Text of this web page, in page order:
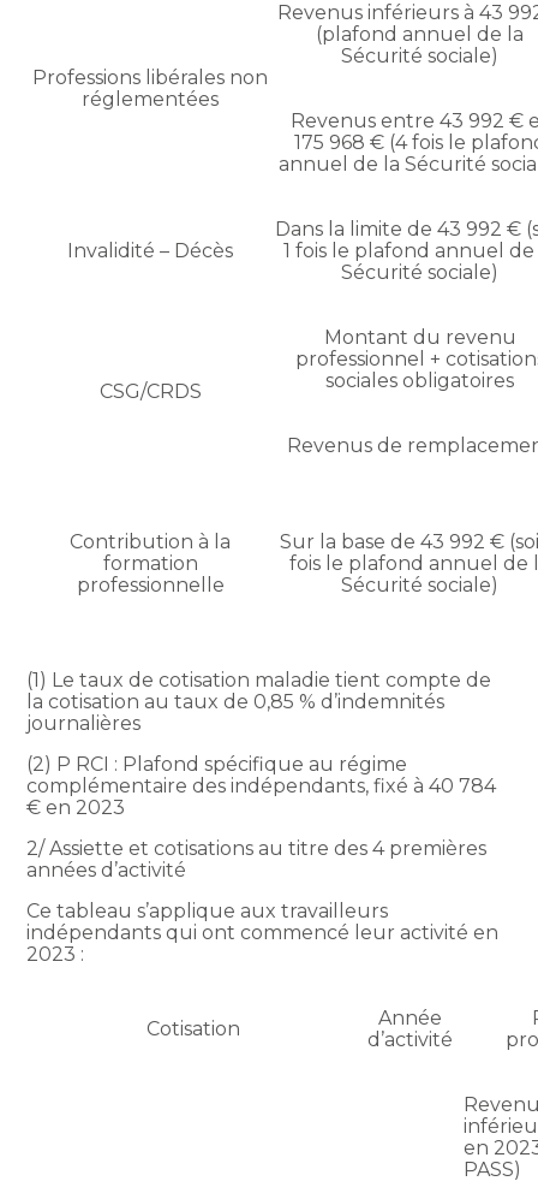
Professions libérales non
réglementées
Revenus inférieurs à 43
(plafond annuel de la
Sécurité sociale)
Revenus entre 43 992 €
175 968 € (4 fois le
annuel de la Sécurité
Invalidité – Décès
Dans la limite de 43 992 €
1 fois le plafond annuel de
Sécurité sociale)
CSG/CRDS
Montant du revenu
professionnel +
sociales obligatoires
Revenus de
Contribution à la
formation
professionnelle
Sur la base de 43 992 €
fois le plafond annuel de
Sécurité sociale)
(1) Le taux de cotisation maladie tient compte de
la cotisation au taux de 0,85 % d’indemnités
journalières
(2) P RCI : Plafond spécifique au régime
complémentaire des indépendants, fixé à 40 784
€ en 2023
2/ Assiette et cotisations au titre des 4 premières
années d’activité
Ce tableau s’applique aux travailleurs
indépendants qui ont commencé leur activité en
2023 :
Cotisation
Année
d’activité
en
PASS)